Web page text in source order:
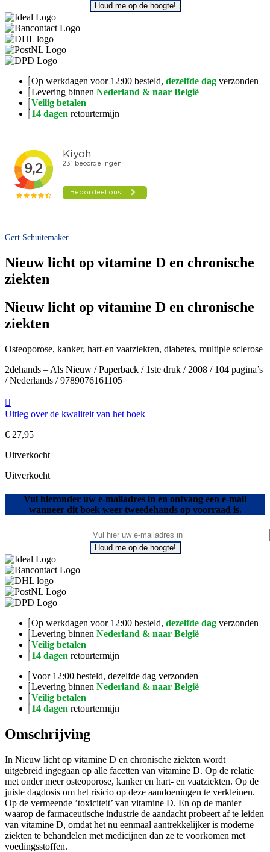
Houd me op de hoogte!
Op werkdagen voor 12:00 besteld, dezelfde dag verzonden
Levering binnen Nederland & naar België
Veilig betalen
14 dagen retourtermijn
Gert Schuitemaker
Nieuw licht op vitamine D en chronische
ziekten
Nieuw licht op vitamine D en chronische
ziekten
Osteoporose, kanker, hart-en vaatziekten, diabetes, multiple sclerose
2dehands – Als Nieuw / Paperback / 1ste druk / 2008 / 104 pagina’s
/ Nederlands / 9789076161105
Uitleg over de kwaliteit van het boek
€ 27,95
Uitverkocht
Uitverkocht
Vul hieronder uw e-mailadres in en ontvang een e-mail
wanneer dit boek weer tweedehands op voorraad is.
Houd me op de hoogte!
Op werkdagen voor 12:00 besteld, dezelfde dag verzonden
Levering binnen Nederland & naar België
Veilig betalen
14 dagen retourtermijn
Voor 12:00 besteld, dezelfde dag verzonden
Levering binnen Nederland & naar België
Veilig betalen
14 dagen retourtermijn
Omschrijving
In Nieuw licht op vitamine D en chronische ziekten wordt
uitgebreid ingegaan op alle facetten van vitamine D. Op de relatie
met onder meer osteoporose, kanker en hart- en vaatziekten. Op de
juiste dagdosis om het risicio op deze aandoeningen te verkleinen.
Op de vermeende ’toxiciteit’ van vitamine D. En op de manier
waarop de farmaceutische industrie de aandacht probeert af te leiden
van vitamine D, omdat het nu eenmaal aantrekkelijker is moderne
ziekten te behandelen met medicijnen dan ze te voorkomen met
voedingsstoffen.